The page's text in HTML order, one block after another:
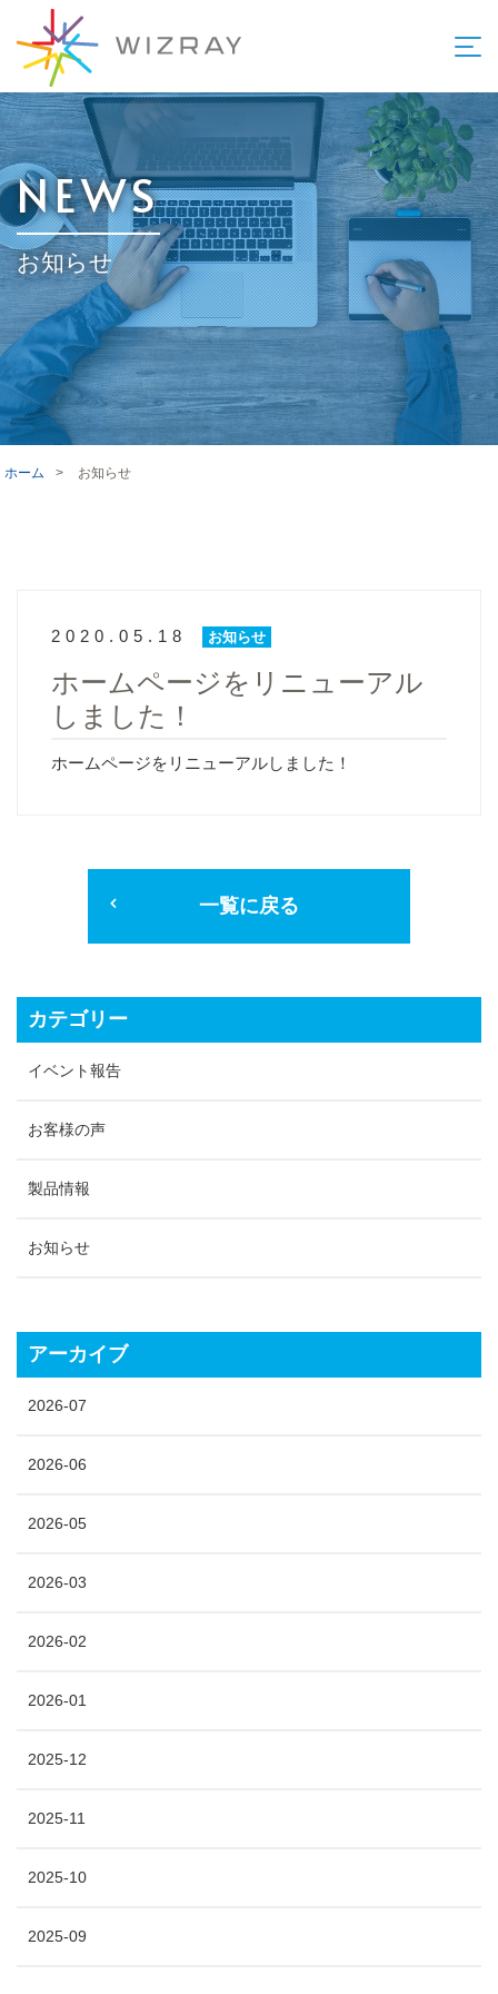
NEWS
お知らせ
ホーム > お知らせ
2020.05.18 お知らせ
ホームページをリニューアル
しました！
ホームページをリニューアルしました！
一覧に戻る
カテゴリー
イベント報告
お客様の声
製品情報
お知らせ
アーカイブ
2026-07
2026-06
2026-05
2026-03
2026-02
2026-01
2025-12
2025-11
2025-10
2025-09